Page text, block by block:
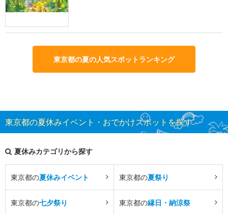
東京都の夏の人気スポットランキング
東京都の夏休みイベント・おでかけスポットを探す
夏休みカテゴリから探す
東京都の夏休みイベント 東京都の夏祭り
東京都の七夕祭り 東京都の縁日・納涼祭